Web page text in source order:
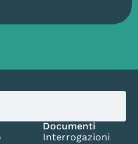
Documenti
Interrogazioni